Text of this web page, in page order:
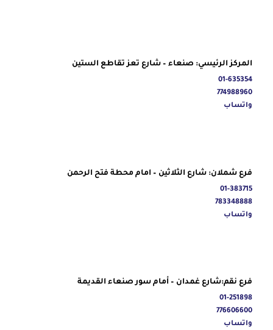
المركز الرئيسي: صنعاء – شارع تعز تقاطع الستين
01-635354
774988960
واتساب
فرع شملان: شارع الثلاثين – امام محطة فتح الرحمن
01-383715
783348888
واتساب
فرع نقم:شارع غمدان – أمام سور صنعاء القديمة
01-251898
776606600
واتساب